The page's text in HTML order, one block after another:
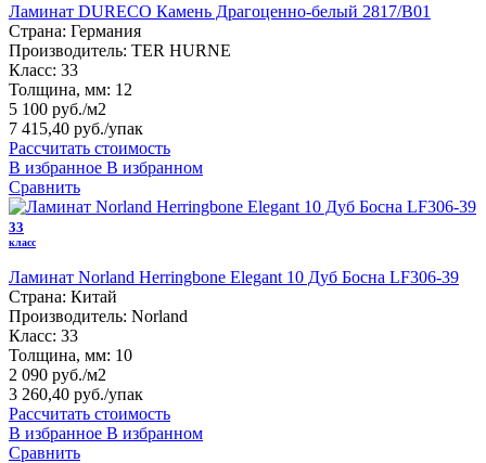
Ламинат DURECO Камень Драгоценно-белый 2817/B01
Страна: Германия
Производитель: TER HURNE
Класс: 33
Толщина, мм: 12
5 100 руб./м2
7 415,40 руб./упак
Рассчитать стоимость
В избранное В избранном
Сравнить
33
класс
Ламинат Norland Herringbone Elegant 10 Дуб Босна LF306-39
Страна: Китай
Производитель: Norland
Класс: 33
Толщина, мм: 10
2 090 руб./м2
3 260,40 руб./упак
Рассчитать стоимость
В избранное В избранном
Сравнить